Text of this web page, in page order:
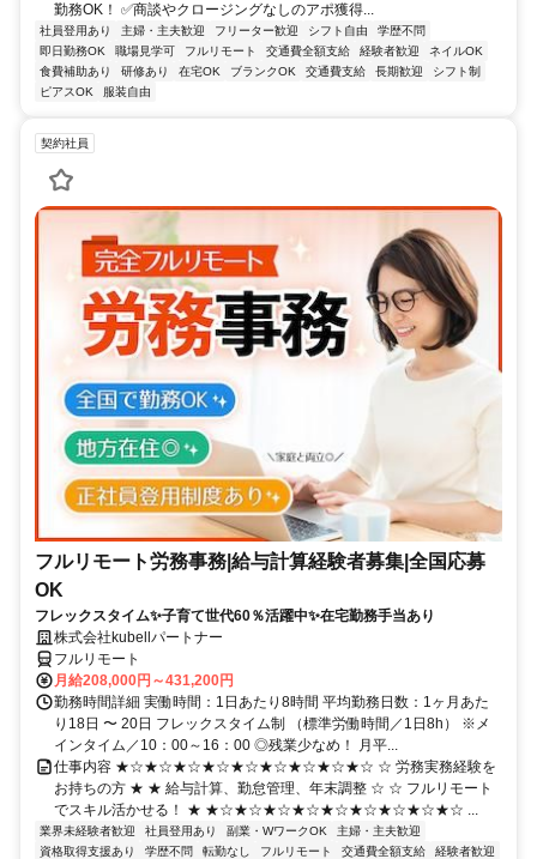
勤務OK！ ✅商談やクロージングなしのアポ獲得...
社員登用あり 主婦・主夫歓迎 フリーター歓迎 シフト自由
学歴不問
即日勤務OK
職場見学可 フルリモート 交通費全額支給 経験者歓迎
ネイルOK
食費補助あり
研修あり 在宅OK ブランクOK 交通費支給 長期歓迎
シフト制
ピアスOK
服装自由
契約社員
フルリモート労務事務|給与計算経験者募集|全国応募
OK
フレックスタイム✨子育て世代60％活躍中✨在宅勤務手当あり
株式会社kubellパートナー
フルリモート
月給208,000円～431,200円
勤務時間詳細 実働時間：1日あたり8時間 平均勤務日数：1ヶ月あた
り18日 〜 20日 フレックスタイム制 （標準労働時間／1日8h） ※メ
インタイム／10：00～16：00 ◎残業少なめ！ 月平...
仕事内容 ★☆★☆★☆★☆★☆★☆★☆★☆★☆ ☆ 労務実務経験を
お持ちの方 ★ ★ 給与計算、勤怠管理、年末調整 ☆ ☆ フルリモート
でスキル活かせる！ ★ ★☆★☆★☆★☆★☆★☆★☆★☆★☆ ...
業界未経験者歓迎 社員登用あり 副業・WワークOK
主婦・主夫歓迎
資格取得支援あり
学歴不問 転勤なし フルリモート 交通費全額支給
経験者歓迎